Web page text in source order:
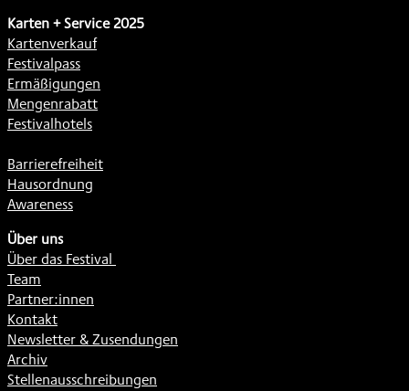
Karten + Service 2025
Kartenverkauf
Festivalpass
Ermäßigungen
Mengenrabatt
Festivalhotels
Barrierefreiheit
Hausordnung
Awareness
Über uns
Über das Festival
Team
Partner:innen
Kontakt
Newsletter & Zusendungen
Archiv
Stellenausschreibungen